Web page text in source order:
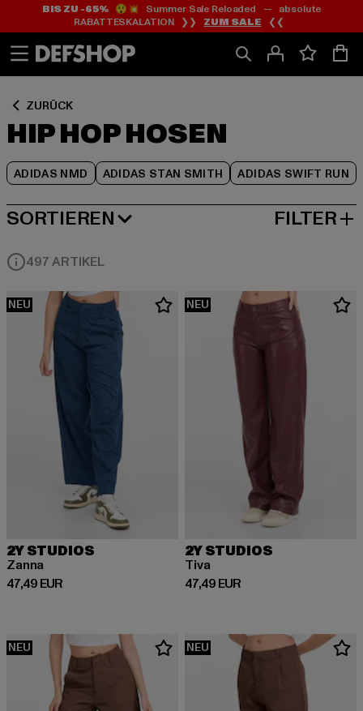
Zum
Inhalt
springen
Zum
Fußzeile
springen
BIS ZU -65%😲💥 Summer Sale Reloaded — absolute
RABATTESKALATION ❯❯ ZUM SALE ❮❮
ZURÜCK
HIP HOP HOSEN
ADIDAS NMD ADIDAS STAN SMITH ADIDAS SWIFT RUN
Zum
Produktraster
springen
SORTIEREN
NEUESTE FILTER
497 ARTIKEL
NEU
2Y STUDIOS
Zanna
47,49 EUR
Derzeitiger Preis: 47,49 EUR
NEU
2Y STUDIOS
Tiva
47,49 EUR
Derzeitiger Preis: 47,49 EUR
NEU NEU